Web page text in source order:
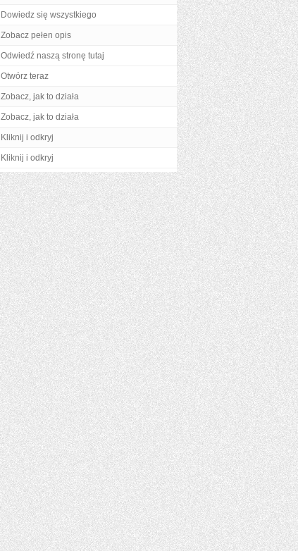
Dowiedz się wszystkiego
Zobacz pełen opis
Odwiedź naszą stronę tutaj
Otwórz teraz
Zobacz, jak to działa
Zobacz, jak to działa
Kliknij i odkryj
Kliknij i odkryj